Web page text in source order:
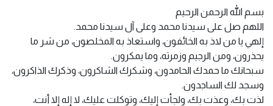
بسم الله الرحمن الرحيم
اللهم صل على سيدنا محمد وعلى آل سيدنا محمد.
إلهي يا من لاذ به الخائفون، واستعاذ به المخلصون، من شر ما
يحذرون، ومن الرجيم وزمرته، وما يمكرون.
سبحانك ما حمدك الحامدون، وشكرك الشاكرون، وذكرك الذاكرون،
وسجد لك الساجدون.
لذت بك، وعذت بك، ولجأت إليك، وتوكلت عليك، لا إله إلا أنت،